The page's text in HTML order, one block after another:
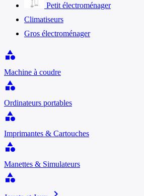
Petit électroménager
Climatiseurs
Gros électroménager
category
Machine à coudre
category
Ordinateurs portables
category
Imprimantes & Cartouches
category
Manettes & Simulateurs
category